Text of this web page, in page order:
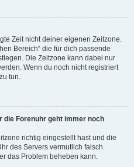
Zeit nicht deiner eigenen Zeitzone.
Bereich“ die für dich passende
Die Zeitzone kann dabei nur
Wenn du noch nicht registriert
tun.
die Forenuhr geht immer noch
richtig eingestellt hast und die
des Servers vermutlich falsch.
das Problem beheben kann.